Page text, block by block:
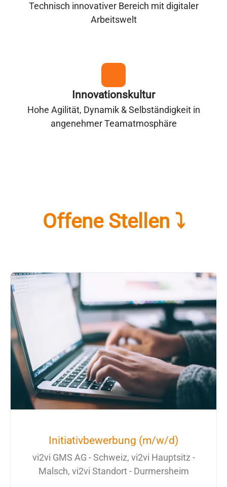
Technisch innovativer Bereich mit digitaler
Arbeitswelt
Innovationskultur
Hohe Agilität, Dynamik & Selbständigkeit in
angenehmer Teamatmosphäre
Offene Stellen ⤵
Initiativbewerbung (m/w/d)
vi2vi GMS AG - Schweiz, vi2vi Hauptsitz -
Malsch, vi2vi Standort - Durmersheim